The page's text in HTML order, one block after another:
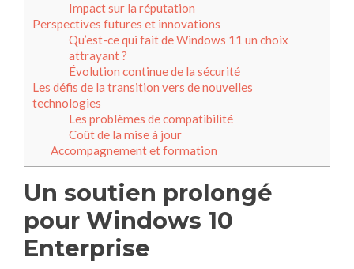
Impact sur la réputation
Perspectives futures et innovations
Qu’est-ce qui fait de Windows 11 un choix
attrayant ?
Évolution continue de la sécurité
Les défis de la transition vers de nouvelles
technologies
Les problèmes de compatibilité
Coût de la mise à jour
Accompagnement et formation
Un soutien prolongé
pour Windows 10
Enterprise